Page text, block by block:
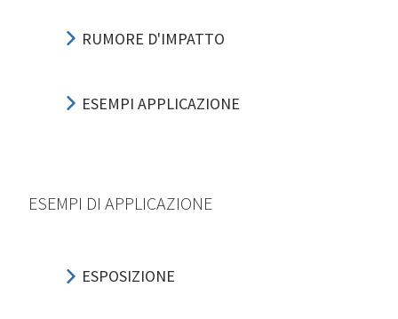
RUMORE D'IMPATTO
ESEMPI APPLICAZIONE
ESEMPI DI APPLICAZIONE
ESPOSIZIONE